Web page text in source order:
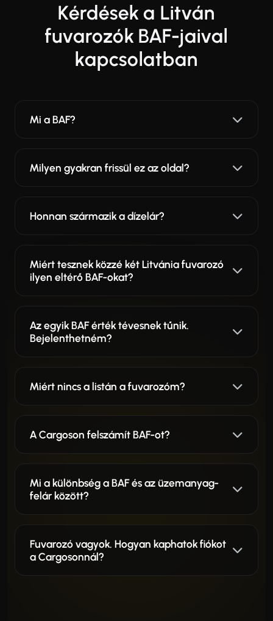
Kérdések a Litván
fuvarozók BAF-jaival
kapcsolatban
Mi a BAF?
Milyen gyakran frissül ez az oldal?
Honnan származik a dízelár?
Miért tesznek közzé két Litvánia fuvarozó
ilyen eltérő BAF-okat?
Az egyik BAF érték tévesnek tűnik.
Bejelenthetném?
Miért nincs a listán a fuvarozóm?
A Cargoson felszámít BAF-ot?
Mi a különbség a BAF és az üzemanyag-
felár között?
Fuvarozó vagyok. Hogyan kaphatok fiókot
a Cargosonnál?